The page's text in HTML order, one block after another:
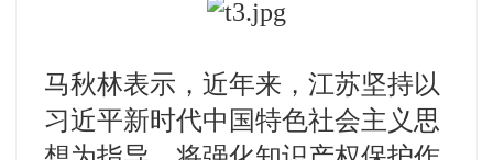
马秋林表示，近年来，江苏坚持以
习近平新时代中国特色社会主义思